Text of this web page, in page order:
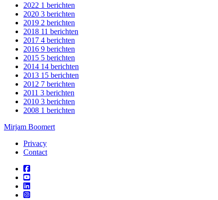
2022 1 berichten
2020 3 berichten
2019 2 berichten
2018 11 berichten
2017 4 berichten
2016 9 berichten
2015 5 berichten
2014 14 berichten
2013 15 berichten
2012 7 berichten
2011 3 berichten
2010 3 berichten
2008 1 berichten
Mirjam Boomert
Privacy
Contact